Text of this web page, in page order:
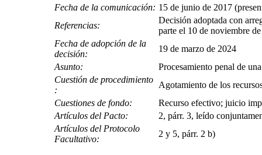
Fecha de la comunicación: 15 de junio de 2017
Referencias:
Decisión adoptada con
parte el 10 de noviembre
Fecha de adopción de la
decisión:
19 de marzo de 2024
Asunto:
Procesamiento penal de
Cuestión de procedimiento
:
Agotamiento de los
Cuestiones de fondo:
Recurso efectivo; juicio
Artículos del Pacto:
2, párr. 3, leído
Artículos del Protocolo
Facultativo:
2 y 5, párr. 2 b)